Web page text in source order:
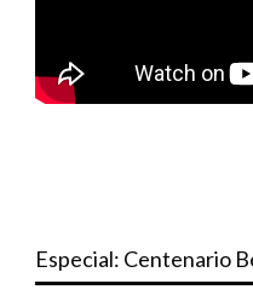
Especial: Centenario